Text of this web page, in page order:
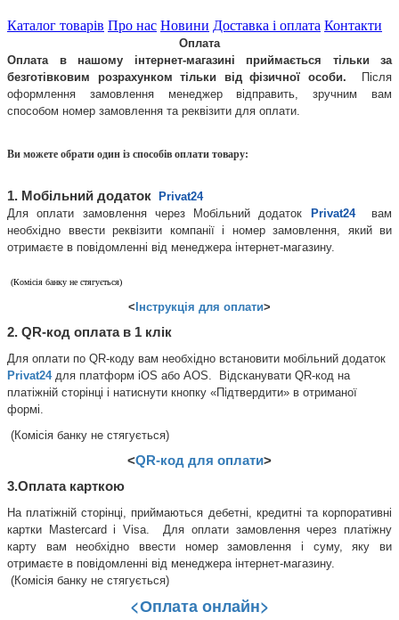
Каталог товарів Про нас Новини Доставка і оплата Контакти
Оплата
Оплата в нашому інтернет-магазині приймається тільки за
безготівковим розрахунком тільки від фізичної особи.
Після
оформлення замовлення менеджер відправить, зручним вам
способом номер замовлення та реквізити для оплати.
Ви можете обрати один із способів оплати товару:
1. Мобільний додаток Privat24
Для оплати замовлення через Мобільний додаток Privat24
вам
необхідно ввести реквізити компанії і номер замовлення, який ви
отримаєте в повідомленні від менеджера інтернет-магазину.
(Комісія банку не стягується)
<Інструкція для оплати>
2. QR-код оплата в 1 клік
Privat24 для платформ iOS або AOS.  Відсканувати QR-код на
платіжній сторінці і натиснути кнопку «Підтвердити» в отриманої
формі.
(Комісія банку не стягується)
<QR-код для оплати>
3.Оплата карткою
На платіжній сторінці, приймаються дебетні, кредитні та корпоративні
картки Mastercard і Visa.  Для оплати замовлення через платіжну
карту вам необхідно ввести номер замовлення і суму, яку ви
отримаєте в повідомленні від менеджера інтернет-магазину.
(Комісія банку не стягується)
<Оплата онлайн>